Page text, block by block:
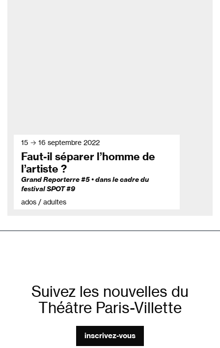
15 → 16 septembre 2022
Faut-il séparer l’homme de
l’artiste ?
Grand Reporterre #5 • dans le cadre du
festival SPOT #9
ados / adultes
Suivez les nouvelles du
Théâtre Paris-Villette
inscrivez-vous